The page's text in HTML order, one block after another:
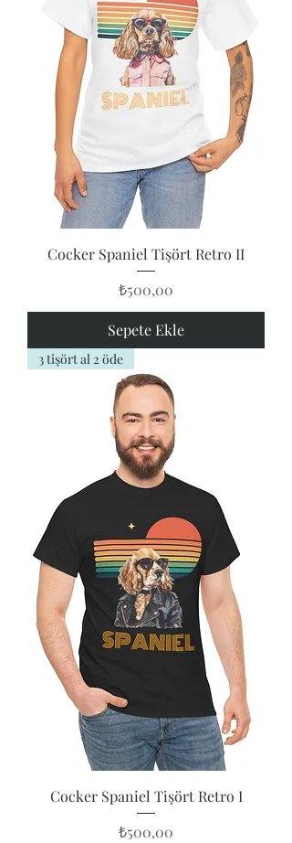
Cocker Spaniel Tişört Retro II
Fiyat
₺500,00
Sepete Ekle
3 tişört al 2 öde
Cocker Spaniel Tişört Retro I
Fiyat
₺500,00